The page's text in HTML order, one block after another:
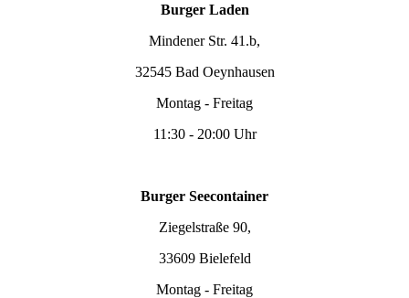
Burger Laden
Mindener Str. 41.b,
32545 Bad Oeynhausen
Montag - Freitag
11:30 - 20:00 Uhr
Burger Seecontainer
Ziegelstraße 90,
33609 Bielefeld
Montag - Freitag